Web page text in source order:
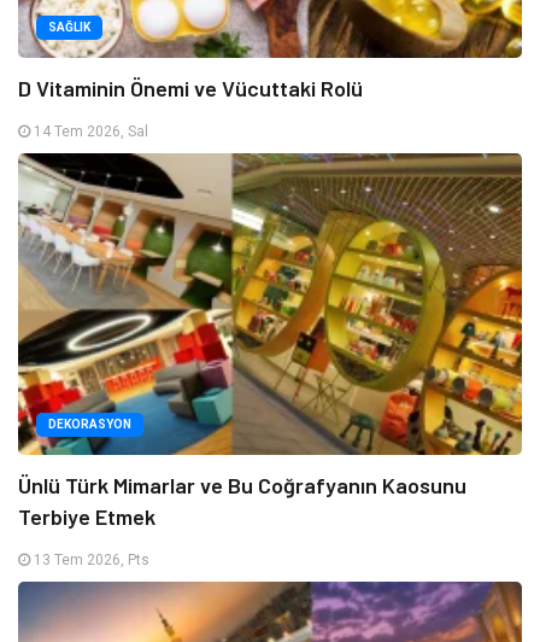
SAĞLIK
D Vitaminin Önemi ve Vücuttaki Rolü
14 Tem 2026, Sal
DEKORASYON
Ünlü Türk Mimarlar ve Bu Coğrafyanın Kaosunu
Terbiye Etmek
13 Tem 2026, Pts